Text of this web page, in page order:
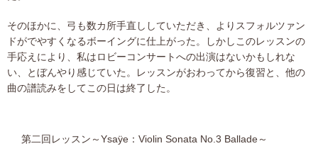
そのほかに、弓も数カ所手直ししていただき、よりスフォルツァン
ドがでやすくなるボーイングに仕上がった。しかしこのレッスンの
手応えにより、私はロビーコンサートへの出演はないかもしれな
い、とぼんやり感じていた。レッスンがおわってから復習と、他の
曲の譜読みをしてこの日は終了した。
第二回レッスン～Ysaÿe：Violin Sonata No.3 Ballade～